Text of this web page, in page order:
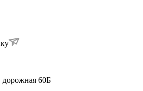
дорожная 60Б